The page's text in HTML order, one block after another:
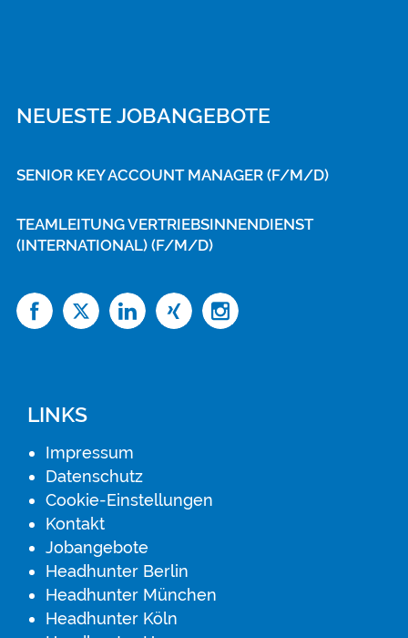
NEUESTE JOBANGEBOTE
SENIOR KEY ACCOUNT MANAGER (F/M/D)
TEAMLEITUNG VERTRIEBSINNENDIENST
(INTERNATIONAL) (F/M/D)
LINKS
Impressum
Datenschutz
Cookie-Einstellungen
Kontakt
Jobangebote
Headhunter Berlin
Headhunter München
Headhunter Köln